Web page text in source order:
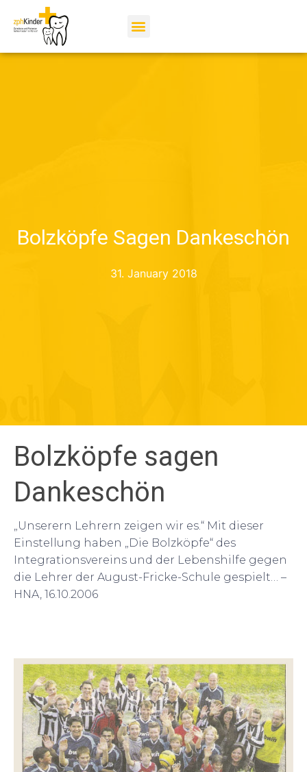
Bolzköpfe Sagen Dankeschön
31. January 2018
Bolzköpfe sagen
Dankeschön
„Unserern Lehrern zeigen wir es.“ Mit dieser
Einstellung haben „Die Bolzköpfe“ des
Integrationsvereins und der Lebenshilfe gegen
die Lehrer der August-Fricke-Schule gespielt… –
HNA, 16.10.2006